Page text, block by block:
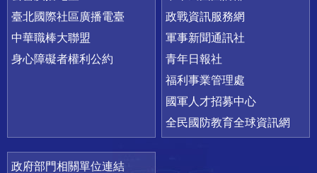
臺北國際社區廣播電臺
中華職棒大聯盟
身心障礙者權利公約
政戰資訊服務網
軍事新聞通訊社
青年日報社
福利事業管理處
國軍人才招募中心
全民國防教育全球資訊網
政府部門相關單位連結